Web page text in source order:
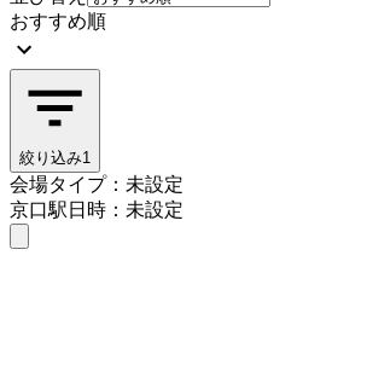
おすすめ順
絞り込み1
会場タイプ：未設定
京口駅日時：未設定